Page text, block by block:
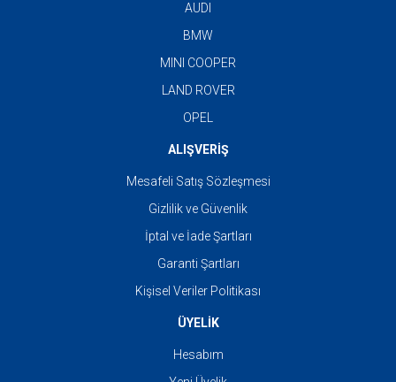
AUDI
BMW
MINI COOPER
LAND ROVER
OPEL
ALIŞVERİŞ
Mesafeli Satış Sözleşmesi
Gizlilik ve Güvenlik
İptal ve İade Şartları
Garanti Şartları
Kişisel Veriler Politikası
ÜYELİK
Hesabım